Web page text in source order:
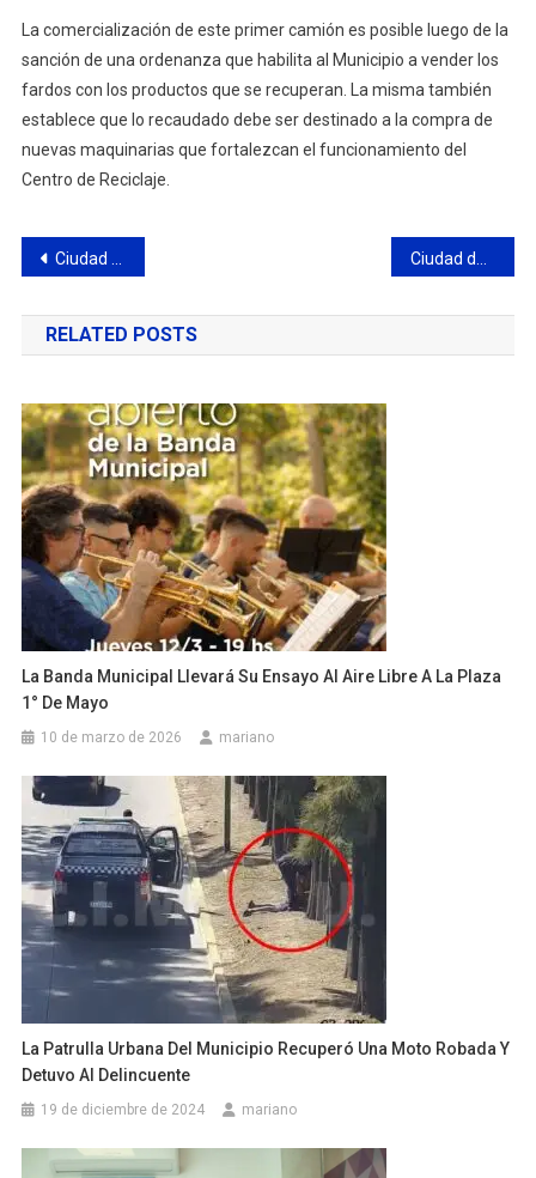
La comercialización de este primer camión es posible luego de la
sanción de una ordenanza que habilita al Municipio a vender los
fardos con los productos que se recuperan. La misma también
establece que lo recaudado debe ser destinado a la compra de
nuevas maquinarias que fortalezcan el funcionamiento del
Centro de Reciclaje.
Navegación
de
entradas
Ciudad de Campana fue subcampeón en el Torneo Femenino U16 de la ABZC
RELATED POSTS
La Banda Municipal Llevará Su Ensayo Al Aire Libre A La Plaza
1° De Mayo
10 de marzo de 2026 mariano
La Patrulla Urbana Del Municipio Recuperó Una Moto Robada Y
Detuvo Al Delincuente
19 de diciembre de 2024 mariano